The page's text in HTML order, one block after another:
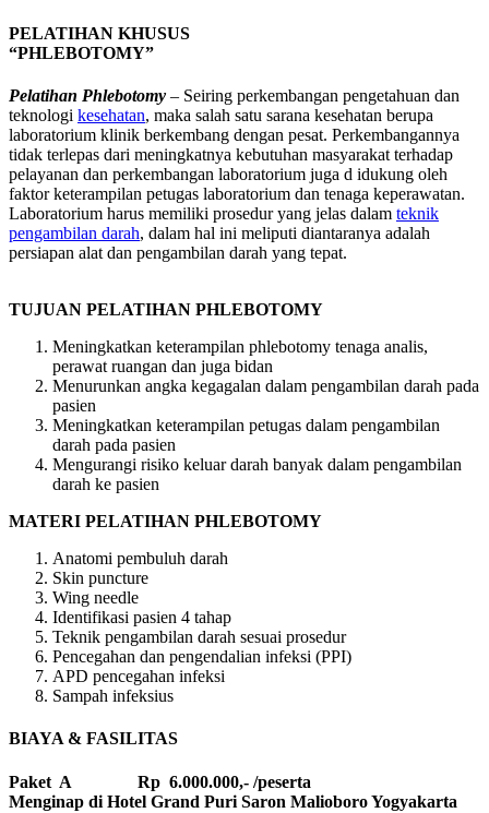
PELATIHAN KHUSUS
“PHLEBOTOMY”
Pelatihan Phlebotomy – Seiring perkembangan pengetahuan dan
teknologi kesehatan, maka salah satu sarana kesehatan berupa
laboratorium klinik berkembang dengan pesat. Perkembangannya
tidak terlepas dari meningkatnya kebutuhan masyarakat terhadap
pelayanan dan perkembangan laboratorium juga d idukung oleh
faktor keterampilan petugas laboratorium dan tenaga keperawatan.
Laboratorium harus memiliki prosedur yang jelas dalam teknik
pengambilan darah, dalam hal ini meliputi diantaranya adalah
persiapan alat dan pengambilan darah yang tepat.
TUJUAN PELATIHAN PHLEBOTOMY
Meningkatkan keterampilan phlebotomy tenaga analis,
perawat ruangan dan juga bidan
Menurunkan angka kegagalan dalam pengambilan darah pada
pasien
Meningkatkan keterampilan petugas dalam pengambilan
darah pada pasien
Mengurangi risiko keluar darah banyak dalam pengambilan
darah ke pasien
MATERI PELATIHAN PHLEBOTOMY
Anatomi pembuluh darah
Skin puncture
Wing needle
Identifikasi pasien 4 tahap
Teknik pengambilan darah sesuai prosedur
Pencegahan dan pengendalian infeksi (PPI)
APD pencegahan infeksi
Sampah infeksius
BIAYA & FASILITAS
Paket A Rp 6.000.000,- /peserta
Menginap di Hotel Grand Puri Saron Malioboro Yogyakarta